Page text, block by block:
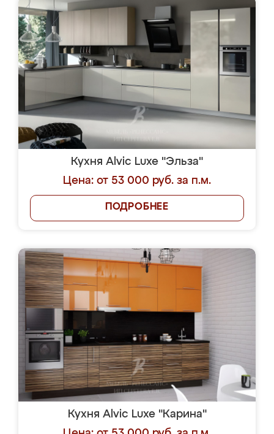
Кухня Alvic Luxe "Эльза"
Цена: от 53 000 руб. за п.м.
ПОДРОБНЕЕ
Кухня Alvic Luxe "Карина"